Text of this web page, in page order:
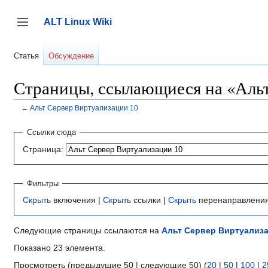
содержанию
Переключить боковую панель
ALT Linux Wiki
Статья Обсуждение
Страницы, ссылающиеся на
← Альт Сервер Виртуализации 10
Ссылки сюда
Страница:
Фильтры
Скрыть включения | Скрыть ссылки | Скрыть
Следующие страницы ссылаются на Альт Сервер
Показано 23 элемента.
Просмотреть (предыдущие 50 | следующие 50) (20 | 50 | 100 |